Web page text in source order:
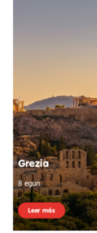
Grezia
8 egun
Leer más